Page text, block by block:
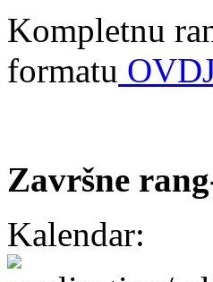
Kompletnu
formatu
Završne
Kalendar: